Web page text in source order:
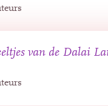
van de Dalai